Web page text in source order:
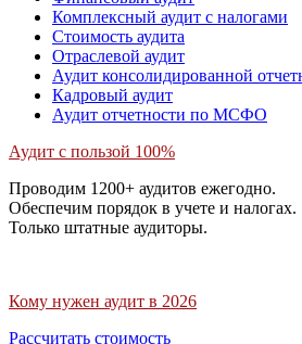
Комплексный аудит с налогами
Стоимость аудита
Отраслевой аудит
Аудит консолидированной
Кадровый аудит
Аудит отчетности по МСФО
Аудит с пользой 100%
Проводим 1200+ аудитов ежегодно.
Обеспечим порядок в учете и налогах.
Только штатные аудиторы.
Кому нужен аудит в 2026
Рассчитать стоимость